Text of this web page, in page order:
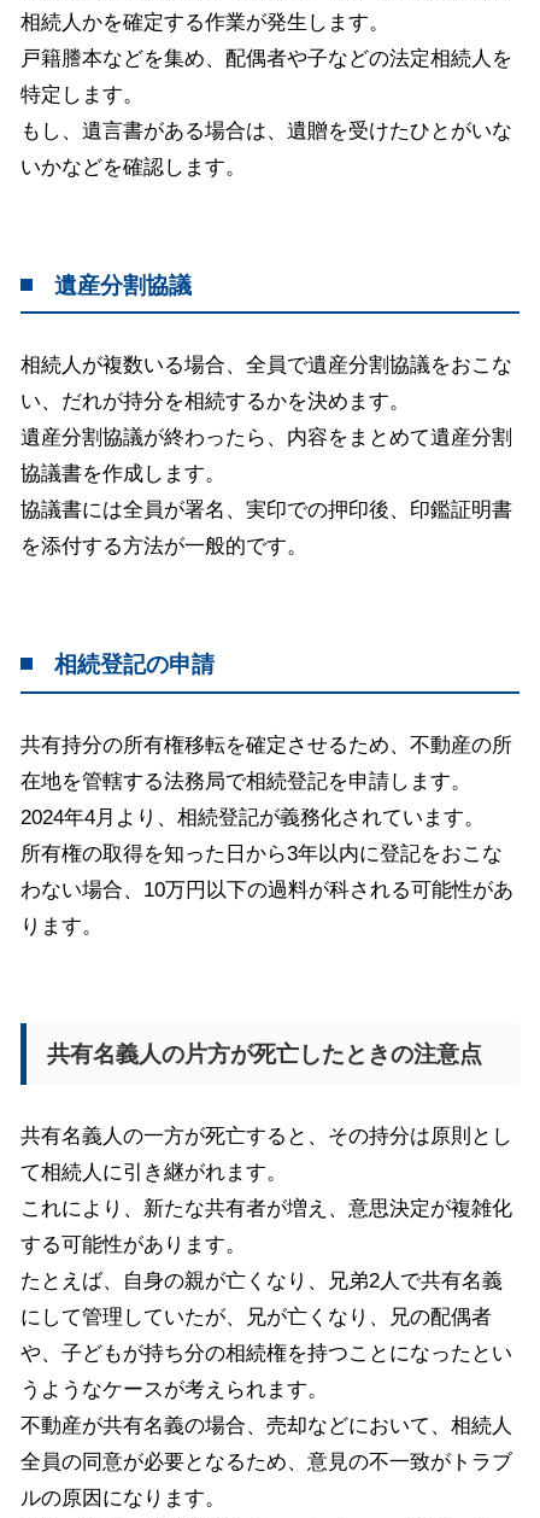
相続人かを確定する作業が発生します。
戸籍謄本などを集め、配偶者や子などの法定相続人を
特定します。
もし、遺言書がある場合は、遺贈を受けたひとがいな
いかなどを確認します。
遺産分割協議
相続人が複数いる場合、全員で遺産分割協議をおこな
い、だれが持分を相続するかを決めます。
遺産分割協議が終わったら、内容をまとめて遺産分割
協議書を作成します。
協議書には全員が署名、実印での押印後、印鑑証明書
を添付する方法が一般的です。
相続登記の申請
共有持分の所有権移転を確定させるため、不動産の所
在地を管轄する法務局で相続登記を申請します。
2024年4月より、相続登記が義務化されています。
所有権の取得を知った日から3年以内に登記をおこな
わない場合、10万円以下の過料が科される可能性があ
ります。
共有名義人の片方が死亡したときの注意点
共有名義人の一方が死亡すると、その持分は原則とし
て相続人に引き継がれます。
これにより、新たな共有者が増え、意思決定が複雑化
する可能性があります。
たとえば、自身の親が亡くなり、兄弟2人で共有名義
にして管理していたが、兄が亡くなり、兄の配偶者
や、子どもが持ち分の相続権を持つことになったとい
うようなケースが考えられます。
不動産が共有名義の場合、売却などにおいて、相続人
全員の同意が必要となるため、意見の不一致がトラブ
ルの原因になります。